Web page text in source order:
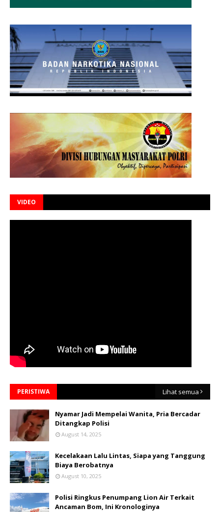
VIDEO
PERISTIWA Lihat semua
Nyamar Jadi Mempelai Wanita, Pria Bercadar
Ditangkap Polisi
August 14, 2025
Kecelakaan Lalu Lintas, Siapa yang Tanggung
Biaya Berobatnya
August 10, 2025
Polisi Ringkus Penumpang Lion Air Terkait
Ancaman Bom, Ini Kronologinya